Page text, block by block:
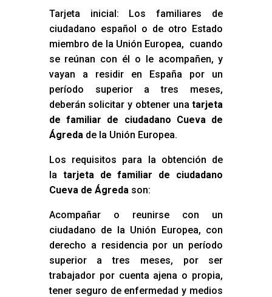
Tarjeta inicial: Los familiares de
ciudadano español o de otro Estado
miembro de la Unión Europea, cuando
se reúnan con él o le acompañen, y
vayan a residir en España por un
período superior a tres meses,
deberán solicitar y obtener unatarjeta
de familiar de ciudadano Cueva de
Ágreda de la Unión Europea.
Los requisitos para la obtención de
la tarjeta de familiar de ciudadano
Cueva de Ágreda son:
Acompañar o reunirse con un
ciudadano de la Unión Europea, con
derecho a residencia por un período
superior a tres meses, por ser
trabajador por cuenta ajena o propia,
tener seguro de enfermedad y medios